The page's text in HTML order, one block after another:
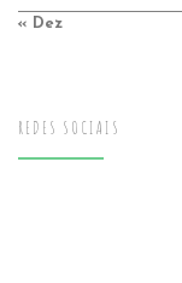
« Dez
REDES SOCIAIS